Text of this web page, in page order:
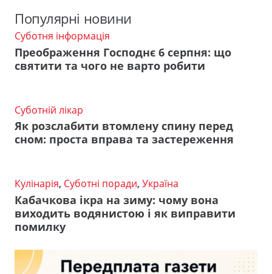
Популярні новини
Суботня інформація
Преображення Господнє 6 серпня: що
святити та чого не варто робити
Суботній лікар
Як розслабити втомлену спину перед
сном: проста вправа та застереження
Кулінарія, Суботні поради, Україна
Кабачкова ікра на зиму: чому вона
виходить водянистою і як виправити
помилку